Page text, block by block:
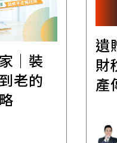
｜裝
老的
遺
財
產